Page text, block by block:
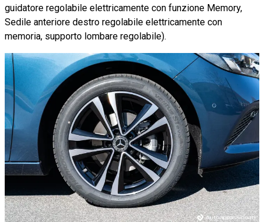
guidatore regolabile elettricamente con funzione Memory,
Sedile anteriore destro regolabile elettricamente con
memoria, supporto lombare regolabile).